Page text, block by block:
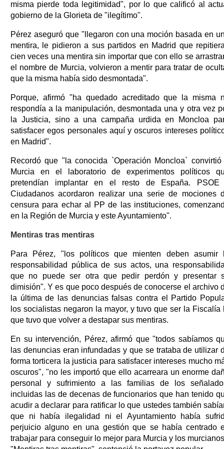
misma pierde toda legitimidad", por lo que calificó al
gobierno de la Glorieta de "ilegítimo".
Pérez aseguró que "llegaron con una moción basada en
mentira, le pidieron a sus partidos en Madrid que
cien veces una mentira sin importar que con ello se
el nombre de Murcia, volvieron a mentir para tratar de
que la misma había sido desmontada".
Porque, afirmó "ha quedado acreditado que la misma
respondía a la manipulación, desmontada una y otra vez
la Justicia, sino a una campaña urdida en Moncloa
satisfacer egos personales aquí y oscuros intereses
en Madrid".
Recordó que "la conocida `Operación Moncloa` convirtió
Murcia en el laboratorio de experimentos políticos
pretendían implantar en el resto de España. PSOE
Ciudadanos acordaron realizar una serie de mociones
censura para echar al PP de las instituciones,
en la Región de Murcia y este Ayuntamiento".
Mentiras tras mentiras
Para Pérez, "los políticos que mienten deben asumir
responsabilidad pública de sus actos, una
que no puede ser otra que pedir perdón y presentar
dimisión". Y es que poco después de conocerse el archivo
la última de las denuncias falsas contra el Partido
los socialistas negaron la mayor, y tuvo que ser la Fiscalía
que tuvo que volver a destapar sus mentiras.
En su intervención, Pérez, afirmó que "todos sabíamos
las denuncias eran infundadas y que se trataba de utilizar
forma torticera la justicia para satisfacer intereses mucho
oscuros", "no les importó que ello acarreara un enorme
personal y sufrimiento a las familias de los
incluidas las de decenas de funcionarios que han tenido
acudir a declarar para ratificar lo que ustedes también
que ni había ilegalidad ni el Ayuntamiento había
perjuicio alguno en una gestión que se había centrado
trabajar para conseguir lo mejor para Murcia y los